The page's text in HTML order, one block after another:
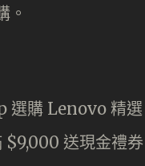
。
選購 Lenovo 精選
$9,000 送現金禮券